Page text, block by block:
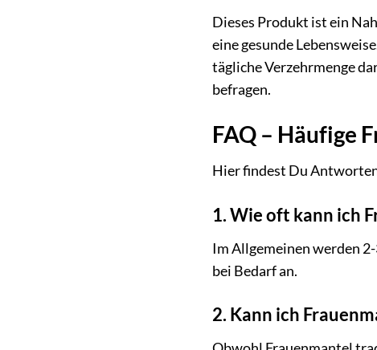
Dieses Produkt ist ein
eine gesunde
tägliche Verzehrmenge
befragen.
FAQ – Häufige
Hier findest Du
1. Wie oft kann ich
Im Allgemeinen werden
bei Bedarf an.
2. Kann ich